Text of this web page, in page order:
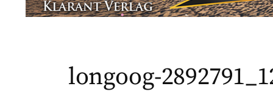
longoog-